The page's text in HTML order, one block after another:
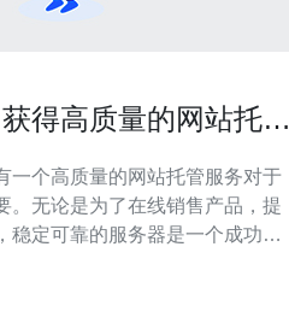
得高质量的网站托管
一个高质量的网站托管服务对于
。无论是为了在线销售产品，提
稳定可靠的服务器是一个成功网
服务器租提